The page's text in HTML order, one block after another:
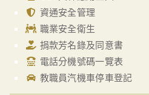
資通安全管理
職業安全衛生
捐款芳名錄及同意書
電話分機號碼一覽表
教職員汽機車停車登記